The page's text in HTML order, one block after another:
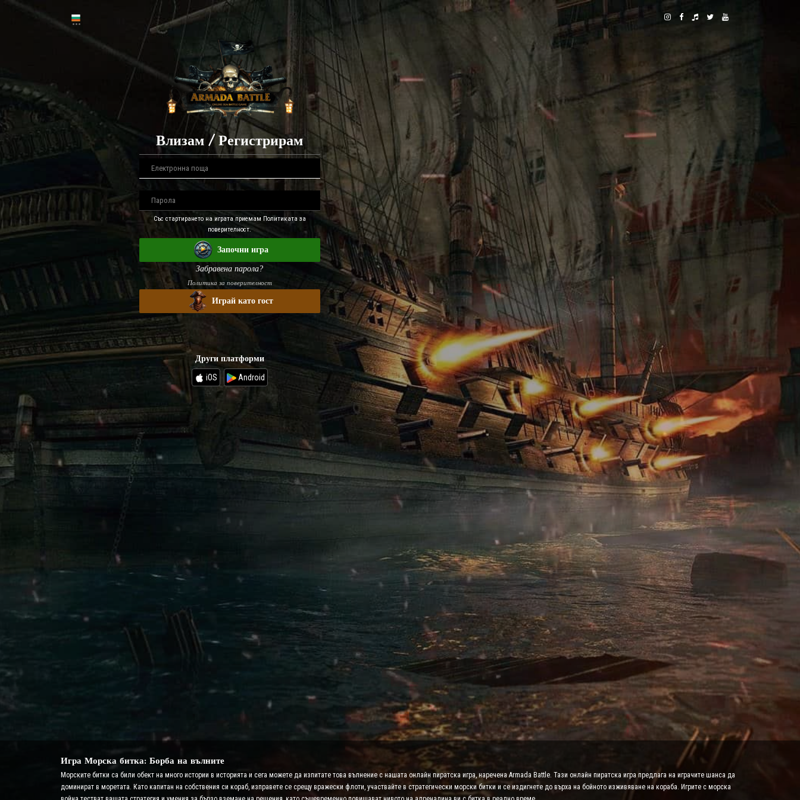
Влизам / Регистрирам
Със стартирането на играта приемам Политиката за
поверителност.
Започни игра
Забравена парола?
Политика за поверителност
Играй като гост
Други платформи
iOS Android
Игра Морска битка: Борба на вълните
Морските битки са били обект на много истории в историята и сега можете да изпитате това вълнение с нашата онлайн пиратска игра, наречена Armada Battle. Тази онлайн пиратска игра предлага на играчите шанса да
доминират в моретата. Като капитан на собствения си кораб, изправете се срещу вражески флоти, участвайте в стратегически морски битки и се издигнете до върха на бойното изживяване на кораба. Игрите с морска